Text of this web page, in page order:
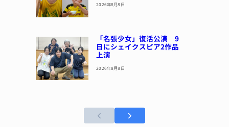
2026年8月8日
「名張少女」復活公演 9
日にシェイクスピア2作品
上演
2026年8月8日